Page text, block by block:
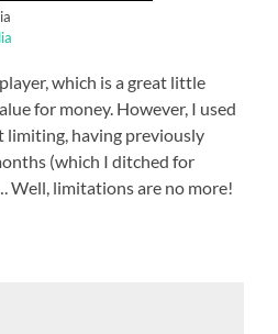
which is a great little
for money. However, I used
limiting, having previously
(which I ditched for
Well, limitations are no more!